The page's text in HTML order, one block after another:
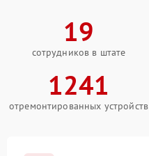
19
сотрудников в штате
1241
отремонтированных устройств